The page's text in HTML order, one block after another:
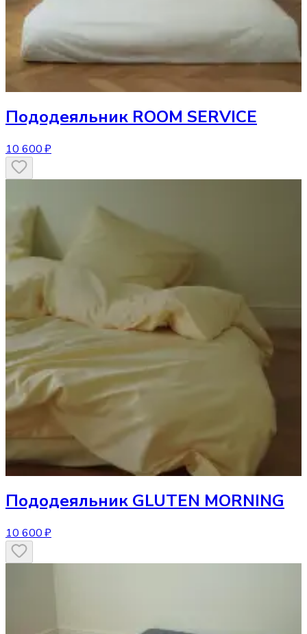
Пододеяльник ROOM SERVICE
10 600 ₽
Пододеяльник GLUTEN MORNING
10 600 ₽